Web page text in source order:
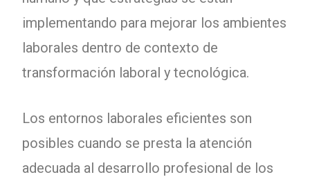
implementando para mejorar los ambientes
laborales dentro de contexto de
transformación laboral y tecnológica.
Los entornos laborales eficientes son
posibles cuando se presta la atención
adecuada al desarrollo profesional de los